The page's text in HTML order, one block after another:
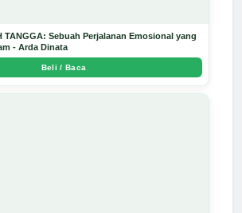
TANGGA: Sebuah Perjalanan Emosional yang
- Arda Dinata
Beli / Baca